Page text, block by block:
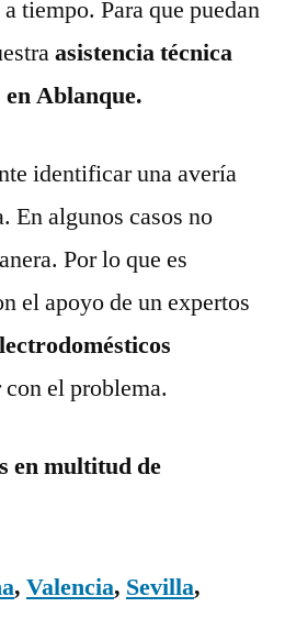
tiempo. Para que puedan
asistencia técnica
Ablanque.
identificar una avería
En algunos casos no
Por lo que es
el apoyo de un expertos
con el problema.
en multitud de
, Valencia, Sevilla,